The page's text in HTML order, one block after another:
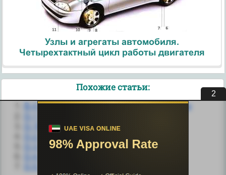
Узлы и агрегаты автомобиля.
Четырехтактный цикл работы двигателя
Похожие статьи:
B.4.4. Самостоятельная работа студентов
D.10. Лабораторная работа № 10
D.3. Лабораторная работа № 3
1